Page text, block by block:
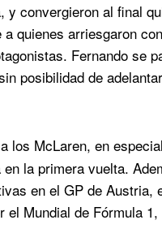
y convergieron al final
quienes arriesgaron
Fernando se
posibilidad de
los McLaren, en
la primera vuelta.
en el GP de Austria,
Mundial de Fórmula